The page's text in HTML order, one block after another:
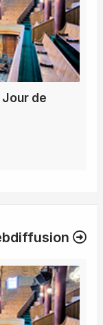
de